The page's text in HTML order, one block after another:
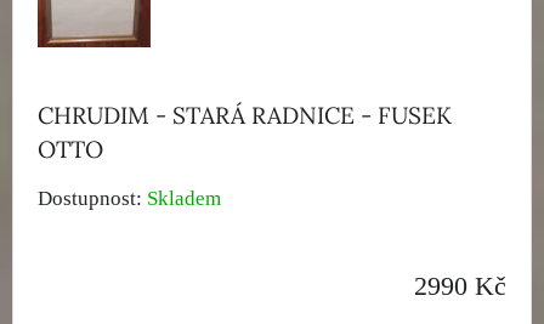
CHRUDIM - STARÁ RADNICE - FUSEK
OTTO
Dostupnost: Skladem
2990 Kč